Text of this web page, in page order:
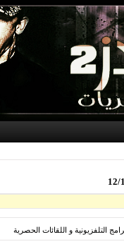
التلفزيونية و اللقائات الحصرية